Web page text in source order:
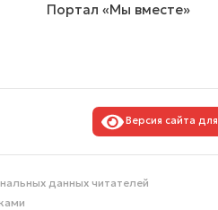
Портал «Мы вместе»
Версия сайта
данных читателей